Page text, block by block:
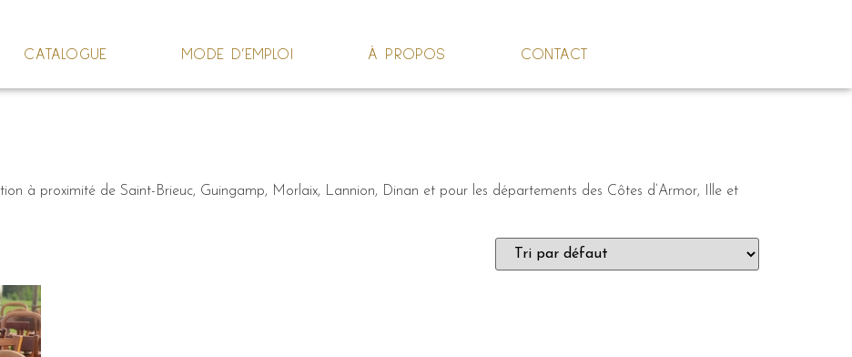
CATALOGUE MODE D’EMPLOI À PROPOS CONTACT
à proximité de Saint-Brieuc, Guingamp, Morlaix, Lannion, Dinan et pour les départements des Côtes d’Armor, Ille et